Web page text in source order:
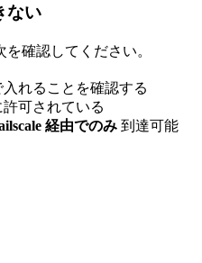
ない
確認してください。
入れることを確認する
許可されている
経由でのみ 到達可能